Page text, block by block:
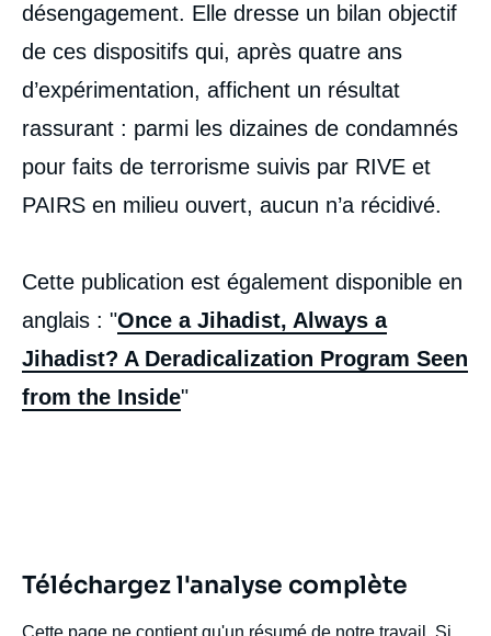
désengagement. Elle dresse un bilan objectif
de ces dispositifs qui, après quatre ans
d’expérimentation, affichent un résultat
rassurant : parmi les dizaines de condamnés
pour faits de terrorisme suivis par RIVE et
PAIRS en milieu ouvert, aucun n’a récidivé.
Cette publication est également disponible en
anglais : "Once a Jihadist, Always a
Jihadist? A Deradicalization Program Seen
from the Inside"
Téléchargez l'analyse complète
Cette page ne contient qu'un résumé de notre travail. Si